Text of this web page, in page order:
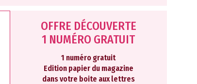
OFFRE DÉCOUVERTE
1 NUMÉRO GRATUIT
1 numéro gratuit
Edition papier du magazine
dans votre boite aux lettres